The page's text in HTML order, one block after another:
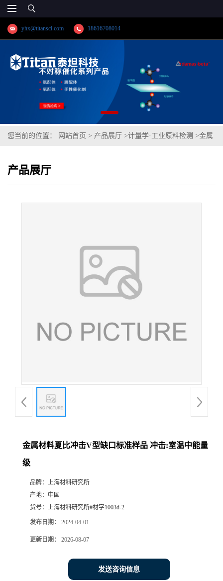
yhx@titansci.com 18616708014
您当前的位置： 网站首页 > 产品展厅 >计量学·工业原料检测 >金属
产品展厅
金属材料夏比冲击V型缺口标准样品 冲击:室温中能量
级
品牌： 上海材料研究所
产地： 中国
货号： 上海材料研究所#材字1003d-2
发布日期： 2024-04-01
更新日期： 2026-08-07
发送咨询信息